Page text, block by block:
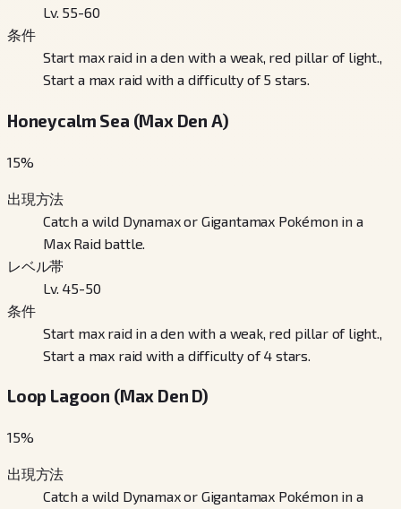
Lv. 55-60
条件
Start max raid in a den with a weak, red pillar of light.,
Start a max raid with a difficulty of 5 stars.
Honeycalm Sea (Max Den A)
15%
出現方法
Catch a wild Dynamax or Gigantamax Pokémon in a
Max Raid battle.
レベル帯
Lv. 45-50
条件
Start max raid in a den with a weak, red pillar of light.,
Start a max raid with a difficulty of 4 stars.
Loop Lagoon (Max Den D)
15%
出現方法
Catch a wild Dynamax or Gigantamax Pokémon in a